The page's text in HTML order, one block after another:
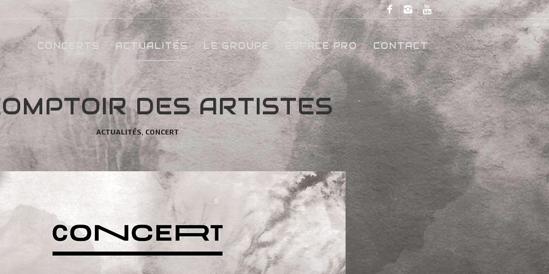
CONCERTS ACTUALITÉS LE GROUPE ESPACE PRO CONTACT
DES ARTISTES
ACTUALITÉS, CONCERT